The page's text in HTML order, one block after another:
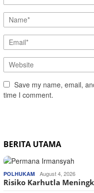
Save my name, email,
time I comment.
BERITA UTAMA
POLHUKAM August 4, 2026
Risiko Karhutla